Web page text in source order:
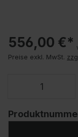
556,00 €*
Preise exkl. MwSt.